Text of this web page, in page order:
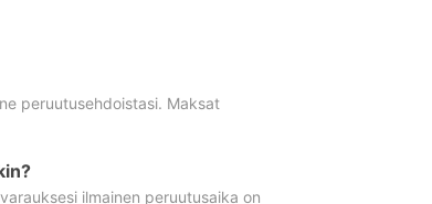
peruutusehdoistasi. Maksat
ilmainen peruutusaika on